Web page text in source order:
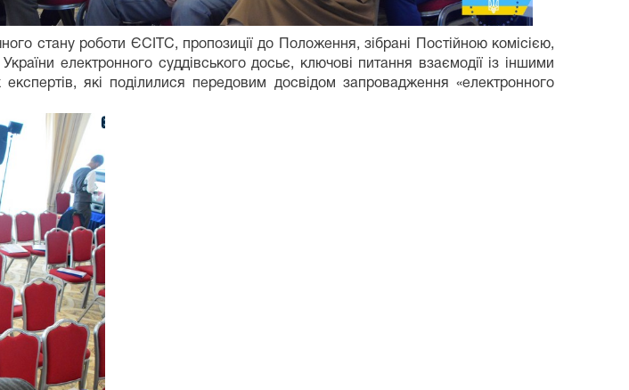
стану роботи ЄСІТС, пропозиції до Положення, зібрані Постійною комісією,
електронного суддівського досьє, ключові питання взаємодії із іншими
які поділилися передовим досвідом запровадження «електронного